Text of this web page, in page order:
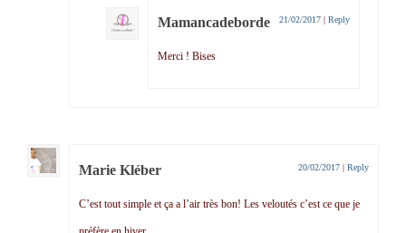
Mamancadeborde 21/02/2017 | Reply
Merci ! Bises
Marie Kléber 20/02/2017 | Reply
C’est tout simple et ça a l’air très bon! Les veloutés c’est ce que je